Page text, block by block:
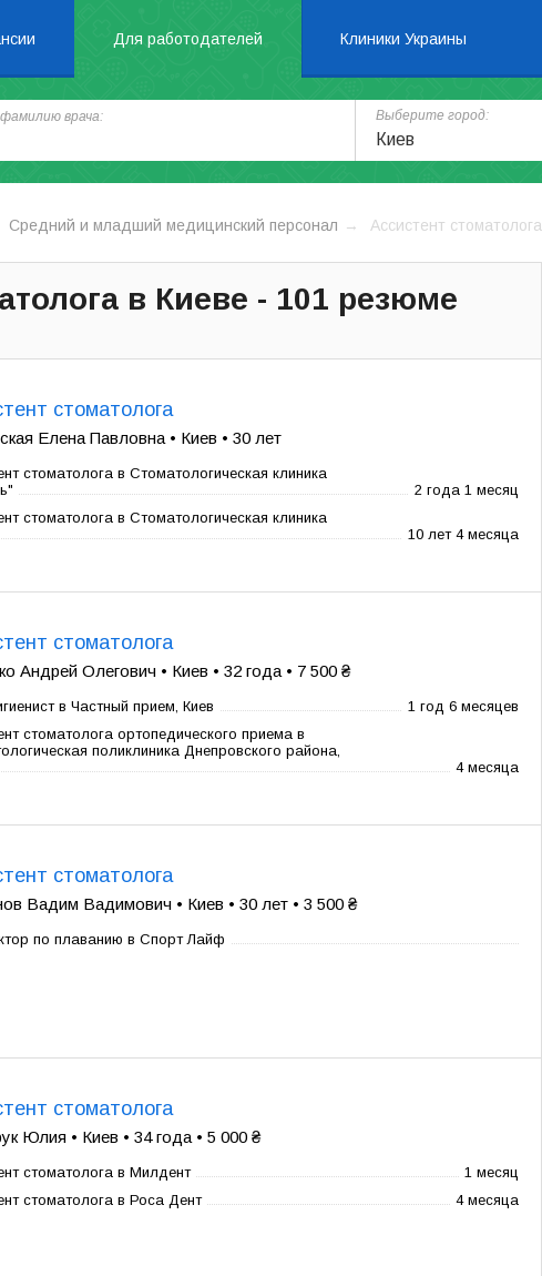
Для работодателей Клиники Украины
врача: Выберите город:
Киев
Средний и младший медицинский персонал Ассистент стоматолога
в Киеве - 101 резюме
стоматолога
Елена Павловна • Киев • 30 лет
стоматолога в Стоматологическая клиника
2 года 1 месяц
стоматолога в Стоматологическая клиника
10 лет 4 месяца
стоматолога
Андрей Олегович • Киев • 32 года • 7 500 ₴
в Частный прием, Киев
1 год 6 месяцев
стоматолога ортопедического приема в
поликлиника Днепровского района,
4 месяца
стоматолога
Вадим Вадимович • Киев • 30 лет • 3 500 ₴
по плаванию в Спорт Лайф
стоматолога
Юлия • Киев • 34 года • 5 000 ₴
стоматолога в Милдент
1 месяц
стоматолога в Роса Дент
4 месяца